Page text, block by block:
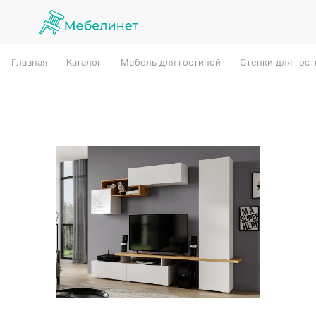
Главная Каталог Мебель для гостиной Стенки для